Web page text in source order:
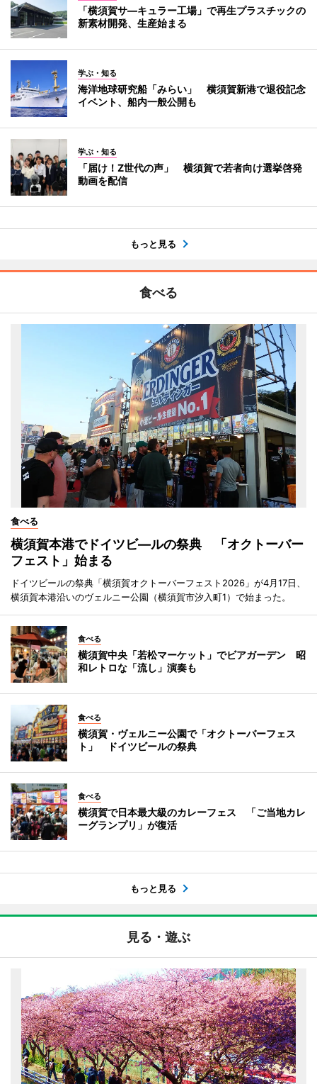
「横須賀サ―キュラー工場」で再生プラスチックの
新素材開発、生産始まる
学ぶ・知る
海洋地球研究船「みらい」 横須賀新港で退役記念
イベント、船内一般公開も
学ぶ・知る
「届け！Z世代の声」 横須賀で若者向け選挙啓発
動画を配信
もっと見る
食べる
食べる
横須賀本港でドイツビ―ルの祭典 「オクトーバー
フェスト」始まる
ドイツビールの祭典「横須賀オクトーバーフェスト2026」が4月17日、
横須賀本港沿いのヴェルニー公園（横須賀市汐入町1）で始まった。
食べる
横須賀中央「若松マーケット」でビアガーデン 昭
和レトロな「流し」演奏も
食べる
横須賀・ヴェルニー公園で「オクトーバーフェス
ト」 ドイツビールの祭典
食べる
横須賀で日本最大級のカレーフェス 「ご当地カレ
ーグランプリ」が復活
もっと見る
見る・遊ぶ